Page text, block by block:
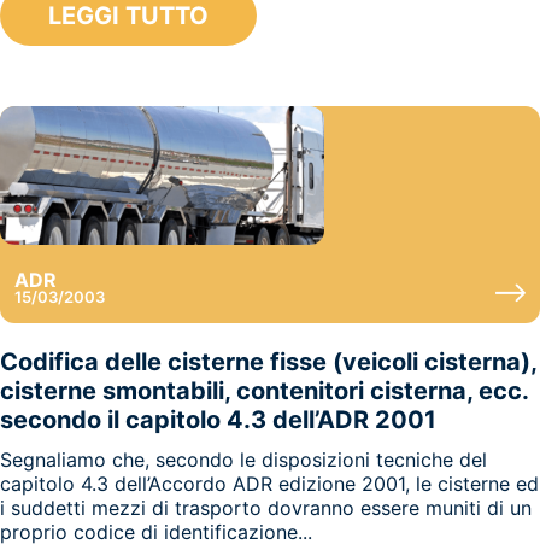
LEGGI TUTTO
ADR
15/03/2003
Codifica delle cisterne fisse (veicoli cisterna),
cisterne smontabili, contenitori cisterna, ecc.
secondo il capitolo 4.3 dell’ADR 2001
Segnaliamo che, secondo le disposizioni tecniche del
capitolo 4.3 dell’Accordo ADR edizione 2001, le cisterne ed
i suddetti mezzi di trasporto dovranno essere muniti di un
proprio codice di identificazione...